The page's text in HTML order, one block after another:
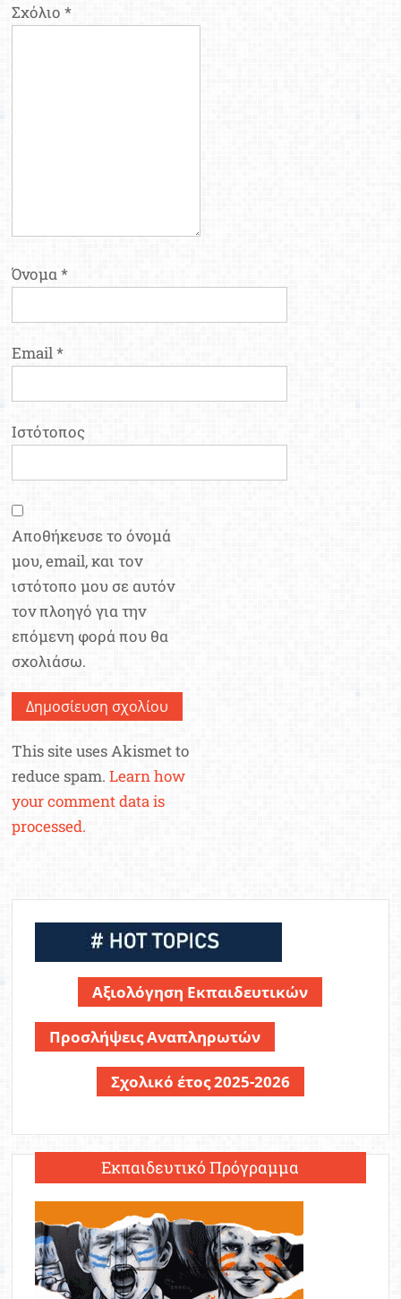
Σχόλιο*
Όνομα*
Email*
Ιστότοπος
Αποθήκευσε το όνομά
μου, email, και τον
ιστότοπο μου σε αυτόν
τον πλοηγό για την
επόμενη φορά που θα
σχολιάσω.
This site uses Akismet to
reduce spam.Learn how
your comment data is
processed.
Αξιολόγηση Εκπαιδευτικών
Προσλήψεις Αναπληρωτών
Σχολικό έτος 2025-2026
Εκπαιδευτικό Πρόγραμμα